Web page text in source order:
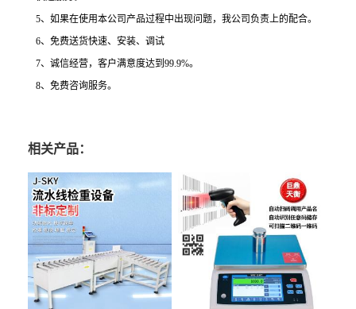
5、如果在使用本公司产品过程中出现问题，我公司负责上的配合。
6、免费送货快速、安装、调试
7、诚信经营，客户满意度达到99.9%。
8、免费咨询服务。
相关产品：